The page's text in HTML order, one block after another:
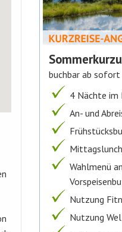
buchbar ab
4 Nächte im
An- und
Wahlmenü
Nutzung
Nutzung